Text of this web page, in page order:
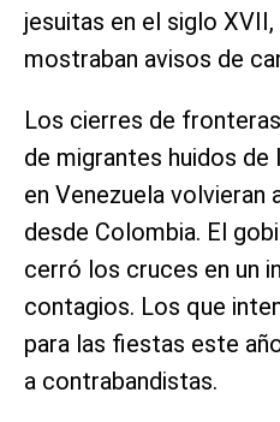
jesuitas en el siglo
mostraban avisos de
Los cierres de
de migrantes huidos
en Venezuela volvieran
desde Colombia. El
cerró los cruces en un
contagios. Los que
para las fiestas este
a contrabandistas.